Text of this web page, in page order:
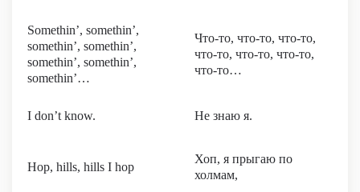
Somethin’, somethin’,
somethin’, somethin’,
somethin’, somethin’,
somethin’…
Что-то, что-то, что-то,
что-то, что-то, что-то,
что-то…
I don’t know. Не знаю я.
Hop, hills, hills I hop
Хоп, я прыгаю по
холмам,